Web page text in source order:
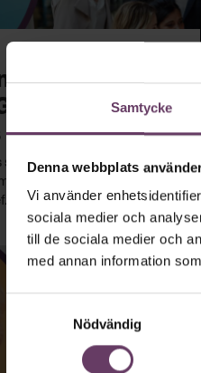
Samtycke
Denna webbplats
Vi använder
sociala medier och
till de sociala medier och
med annan information
Nödvändig
olika – så
Z och
jobbet
sig särskilt på en punkt – i
på arbetsplatsen. Så